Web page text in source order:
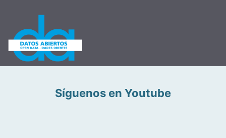
Síguenos en Youtube